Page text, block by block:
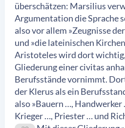
überschätzen: Marsilius
Argumentation die Sprache
also vor allem »Zeugnisse
und »die lateinischen
Aristoteles wird dort
Gliederung einer civitas
Berufsstände vornimmt.
der Klerus als ein
also »Bauern …,
Krieger …, Priester … und